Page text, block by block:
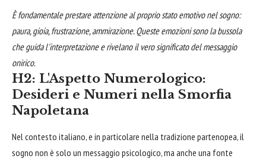
È fondamentale prestare attenzione al proprio stato emotivo nel sogno:
paura, gioia, frustrazione, ammirazione. Queste emozioni sono la bussola
che guida l'interpretazione e rivelano il vero significato del messaggio
onirico.
H2: L'Aspetto Numerologico:
Desideri e Numeri nella Smorfia
Napoletana
Nel contesto italiano, e in particolare nella tradizione partenopea, il
sogno non è solo un messaggio psicologico, ma anche una fonte